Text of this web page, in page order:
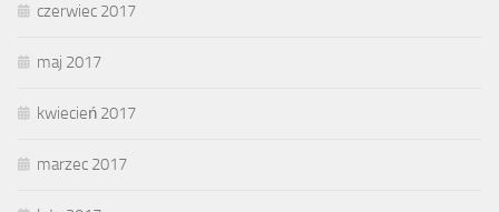
czerwiec 2017
maj 2017
kwiecień 2017
marzec 2017